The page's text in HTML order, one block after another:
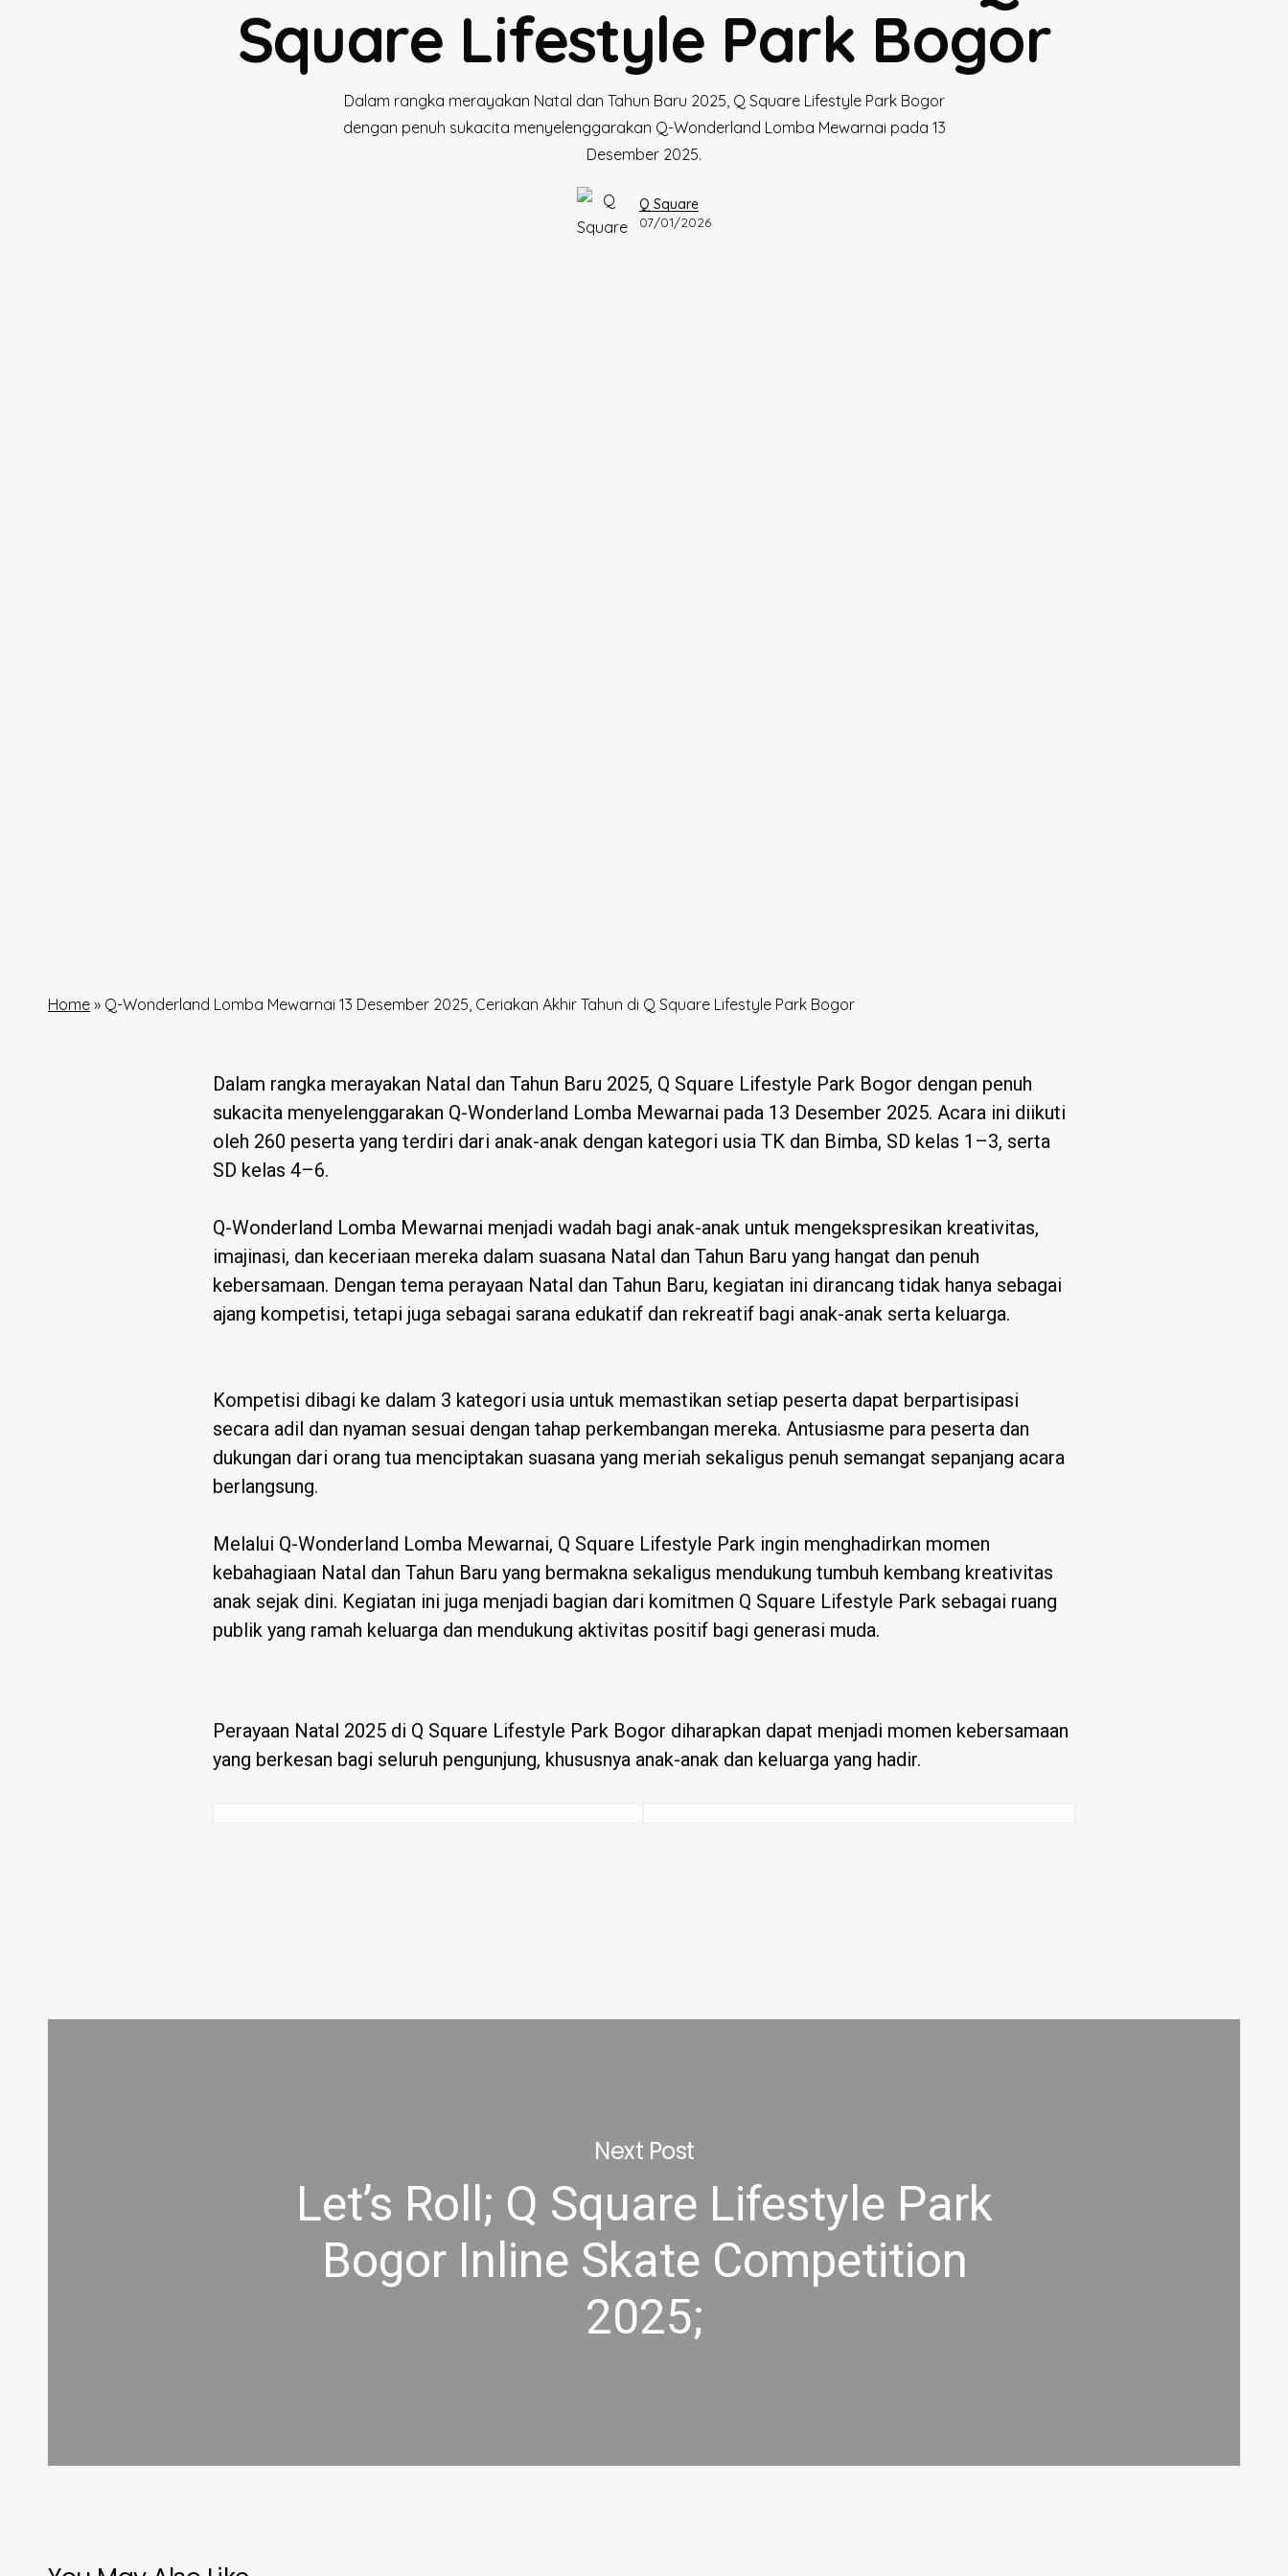
Square Lifestyle Park Bogor
Dalam rangka merayakan Natal dan Tahun Baru 2025, Q Square Lifestyle Park Bogor
dengan penuh sukacita menyelenggarakan Q-Wonderland Lomba Mewarnai pada 13
Desember 2025.
Q Square
07/01/2026
Home » Q-Wonderland Lomba Mewarnai 13 Desember 2025, Ceriakan Akhir Tahun di Q Square Lifestyle Park Bogor
Dalam rangka merayakan Natal dan Tahun Baru 2025, Q Square Lifestyle Park Bogor dengan penuh
sukacita menyelenggarakan Q-Wonderland Lomba Mewarnai pada 13 Desember 2025. Acara ini diikuti
oleh 260 peserta yang terdiri dari anak-anak dengan kategori usia TK dan Bimba, SD kelas 1–3, serta
SD kelas 4–6.
Q-Wonderland Lomba Mewarnai menjadi wadah bagi anak-anak untuk mengekspresikan kreativitas,
imajinasi, dan keceriaan mereka dalam suasana Natal dan Tahun Baru yang hangat dan penuh
kebersamaan. Dengan tema perayaan Natal dan Tahun Baru, kegiatan ini dirancang tidak hanya sebagai
ajang kompetisi, tetapi juga sebagai sarana edukatif dan rekreatif bagi anak-anak serta keluarga.
Kompetisi dibagi ke dalam 3 kategori usia untuk memastikan setiap peserta dapat berpartisipasi
secara adil dan nyaman sesuai dengan tahap perkembangan mereka. Antusiasme para peserta dan
dukungan dari orang tua menciptakan suasana yang meriah sekaligus penuh semangat sepanjang acara
berlangsung.
Melalui Q-Wonderland Lomba Mewarnai, Q Square Lifestyle Park ingin menghadirkan momen
kebahagiaan Natal dan Tahun Baru yang bermakna sekaligus mendukung tumbuh kembang kreativitas
anak sejak dini. Kegiatan ini juga menjadi bagian dari komitmen Q Square Lifestyle Park sebagai ruang
publik yang ramah keluarga dan mendukung aktivitas positif bagi generasi muda.
Perayaan Natal 2025 di Q Square Lifestyle Park Bogor diharapkan dapat menjadi momen kebersamaan
yang berkesan bagi seluruh pengunjung, khususnya anak-anak dan keluarga yang hadir.
Next Post
Let’s Roll; Q Square Lifestyle Park
Bogor Inline Skate Competition
2025;